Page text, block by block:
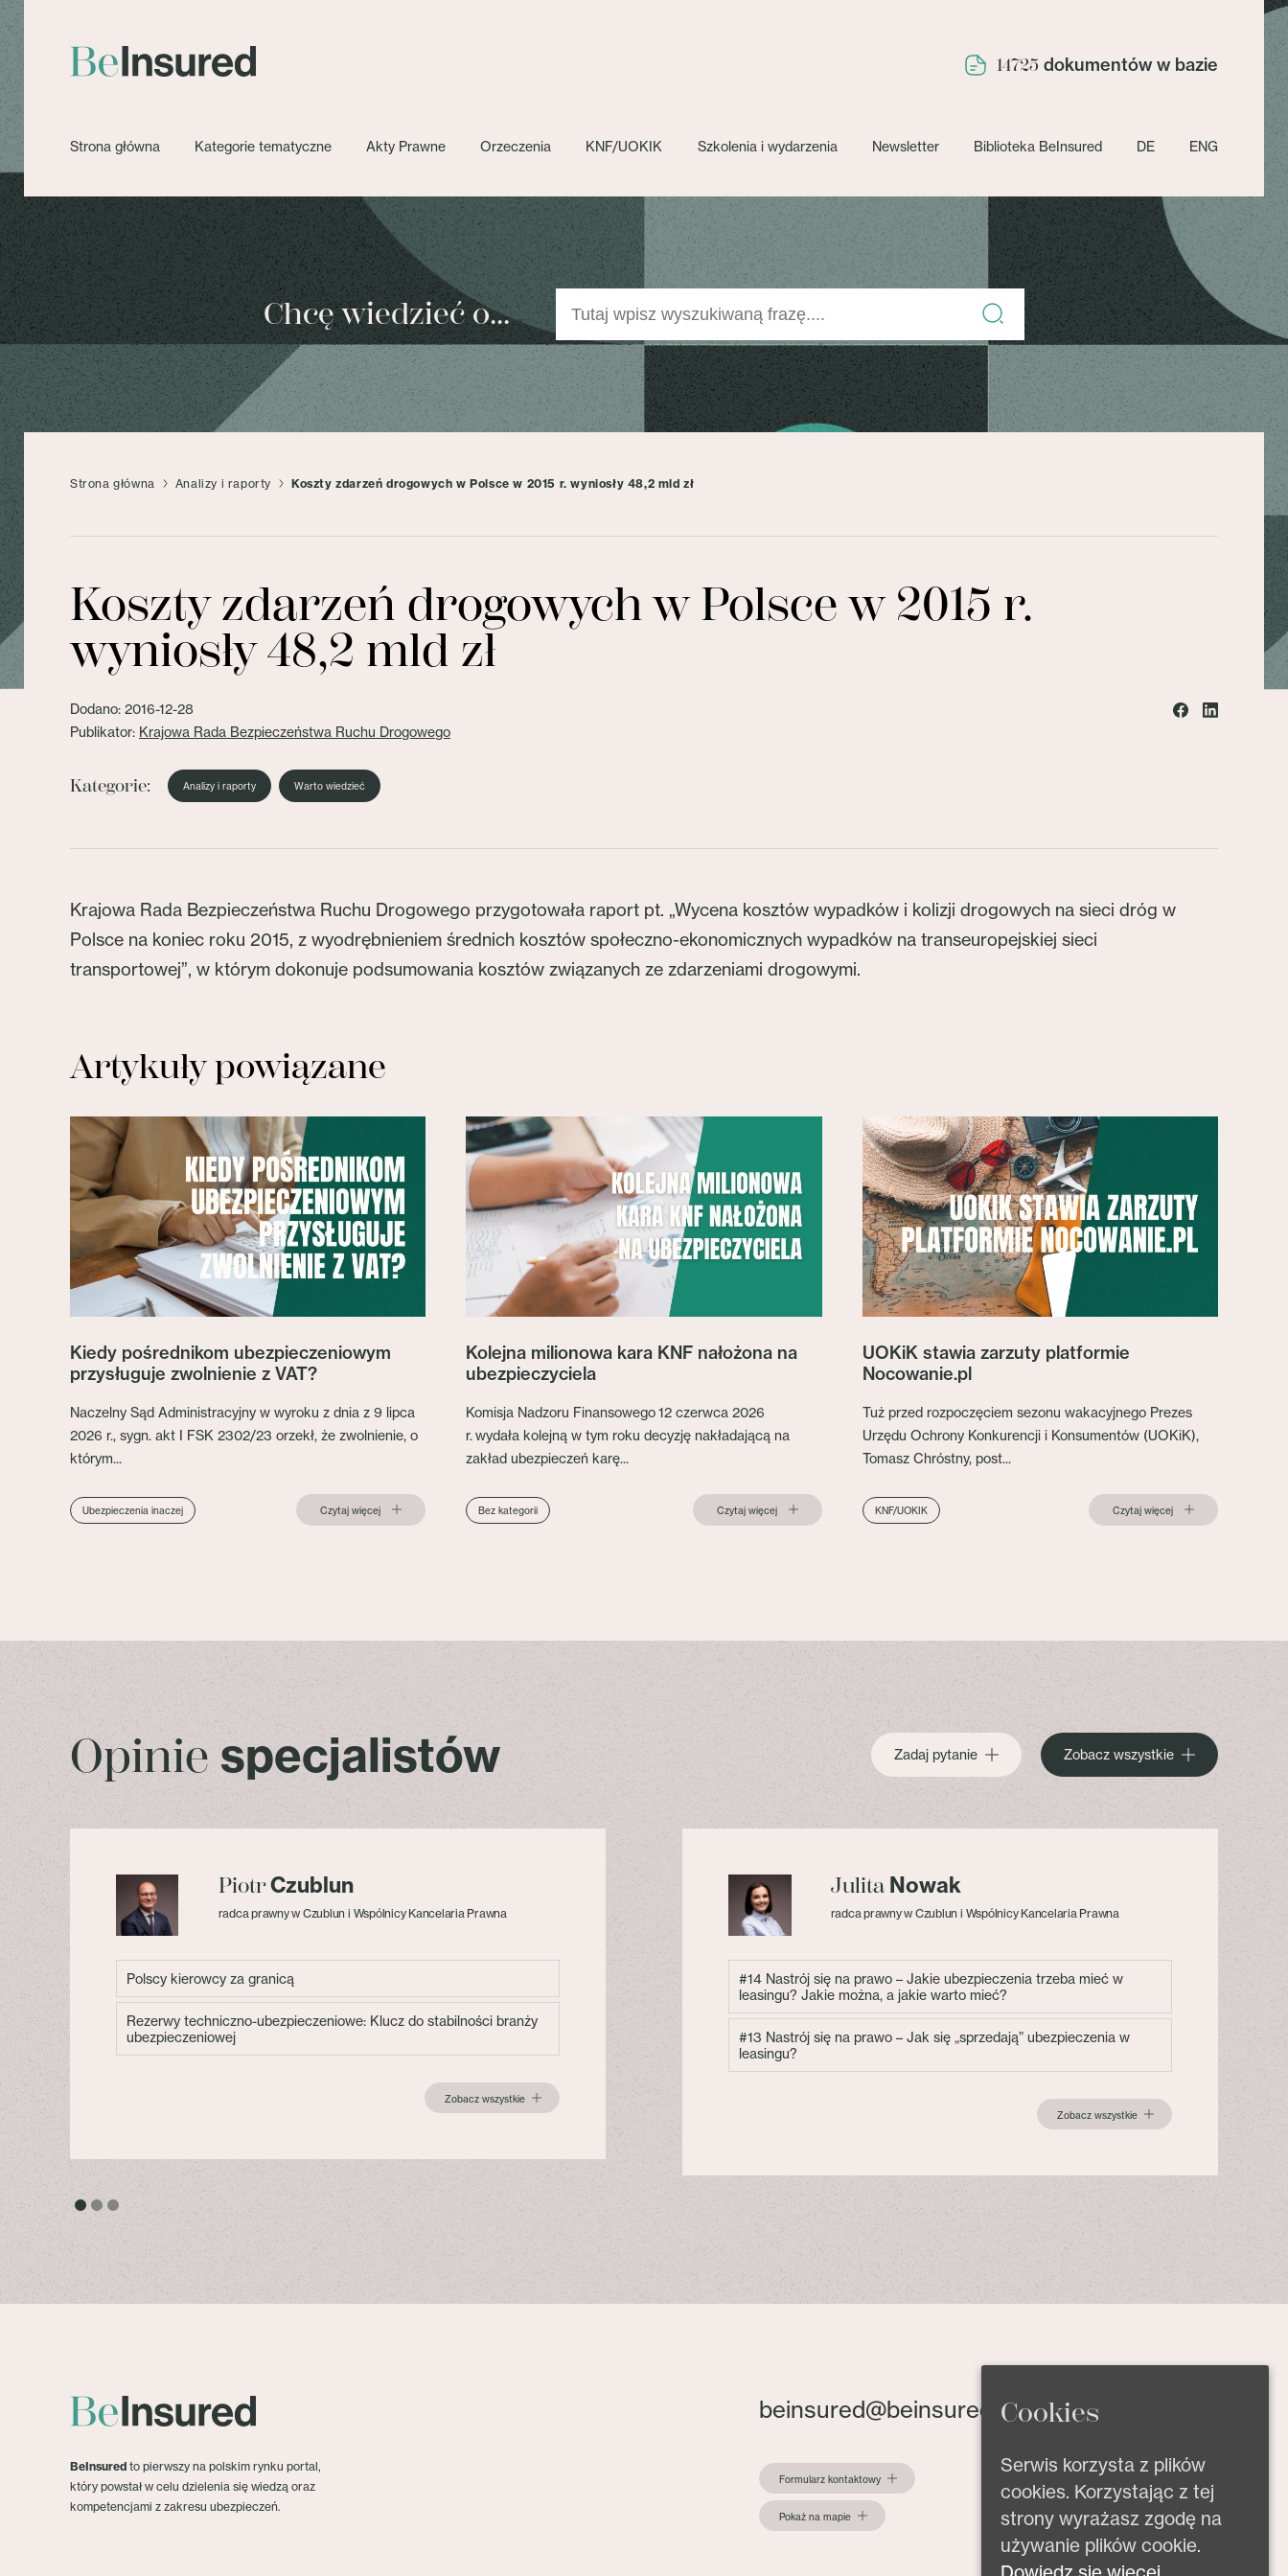
14725 dokumentów w bazie
Strona główna Kategorie tematyczne Akty Prawne Orzeczenia KNF/UOKIK Szkolenia i wydarzenia Newsletter Biblioteka BeInsured DE ENG
Chcę wiedzieć o...
Strona główna Analizy i raporty Koszty zdarzeń drogowych w Polsce w 2015 r. wyniosły 48,2 mld zł
Koszty zdarzeń drogowych w Polsce w 2015 r.
wyniosły 48,2 mld zł
Dodano: 2016-12-28
Publikator: Krajowa Rada Bezpieczeństwa Ruchu Drogowego
Kategorie: Analizy i raporty Warto wiedzieć
Krajowa Rada Bezpieczeństwa Ruchu Drogowego przygotowała raport pt. „Wycena kosztów wypadków i kolizji drogowych na sieci dróg w
Polsce na koniec roku 2015, z wyodrębnieniem średnich kosztów społeczno-ekonomicznych wypadków na transeuropejskiej sieci
transportowej”, w którym dokonuje podsumowania kosztów związanych ze zdarzeniami drogowymi.
Artykuły powiązane
Kiedy pośrednikom ubezpieczeniowym
przysługuje zwolnienie z VAT?
Naczelny Sąd Administracyjny w wyroku z dnia z 9 lipca
2026 r., sygn. akt I FSK 2302/23 orzekł, że zwolnienie, o
którym...
Ubezpieczenia inaczej Czytaj więcej
Kolejna milionowa kara KNF nałożona na
ubezpieczyciela
Komisja Nadzoru Finansowego 12 czerwca 2026
r. wydała kolejną w tym roku decyzję nakładającą na
zakład ubezpieczeń karę...
Bez kategorii Czytaj więcej
UOKiK stawia zarzuty platformie
Nocowanie.pl
Tuż przed rozpoczęciem sezonu wakacyjnego Prezes
Urzędu Ochrony Konkurencji i Konsumentów (UOKiK),
Tomasz Chróstny, post...
KNF/UOKIK Czytaj więcej
Opinie specjalistów Zadaj pytanie Zobacz wszystkie
PiotrCzublun
radca prawny w Czublun i Wspólnicy Kancelaria Prawna
Polscy kierowcy za granicą
Rezerwy techniczno-ubezpieczeniowe: Klucz do stabilności branży
ubezpieczeniowej
Zobacz wszystkie
Julita Nowak
radca prawny w Czublun i Wspólnicy Kancelaria Prawna
#14 Nastrój się na prawo – Jakie ubezpieczenia trzeba mieć w
leasingu? Jakie można, a jakie warto mieć?
#13 Nastrój się na prawo – Jak się „sprzedają” ubezpieczenia w
leasingu?
Zobacz wszystkie
BeInsured to pierwszy na polskim rynku portal,
który powstał w celu dzielenia się wiedzą oraz
kompetencjami z zakresu ubezpieczeń.
beinsured@beinsured.pl
Formularz kontaktowy
Pokaż na mapie
Cookies
Serwis korzysta z plików
cookies. Korzystając z tej
strony wyrażasz zgodę na
używanie plików cookie.